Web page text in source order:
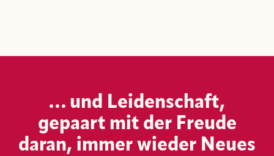
… und Leidenschaft,
gepaart mit der Freude
daran, immer wieder Neues